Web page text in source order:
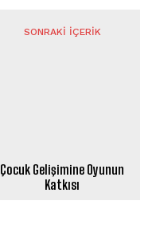
SONRAKI İÇERIK
Çocuk Gelişimine Oyunun
Katkısı